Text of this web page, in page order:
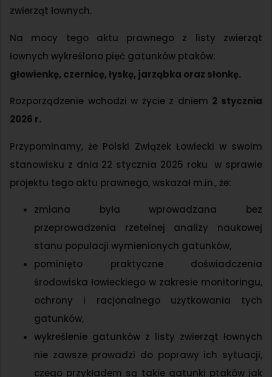
zwierząt łownych.
Na mocy tego aktu prawnego z listy zwierząt
łownych wykreślono pięć gatunków ptaków:
głowienkę, czernicę, łyskę, jarząbka oraz słonkę.
Rozporządzenie wchodzi w życie z dniem 2 stycznia
2026 r.
Przypominamy, że Polski Związek Łowiecki w swoim
stanowisku z dnia 22 stycznia 2025 roku w sprawie
projektu tego aktu prawnego, wskazał m.in., że:
zmiana była wprowadzana bez
przeprowadzenia rzetelnej analizy naukowej
stanu populacji wymienionych gatunków,
pominięto praktyczne doświadczenia
środowiska łowieckiego w zakresie monitoringu,
ochrony i racjonalnego użytkowania tych
gatunków,
wykreślenie gatunków z listy zwierząt łownych
nie zawsze prowadzi do poprawy ich sytuacji,
czego przykładem są takie gatunki ptaków jak